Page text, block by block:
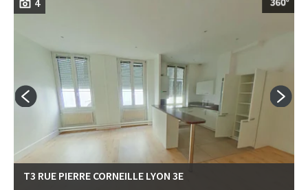
4
T3 RUE PIERRE CORNEILLE LYON 3E